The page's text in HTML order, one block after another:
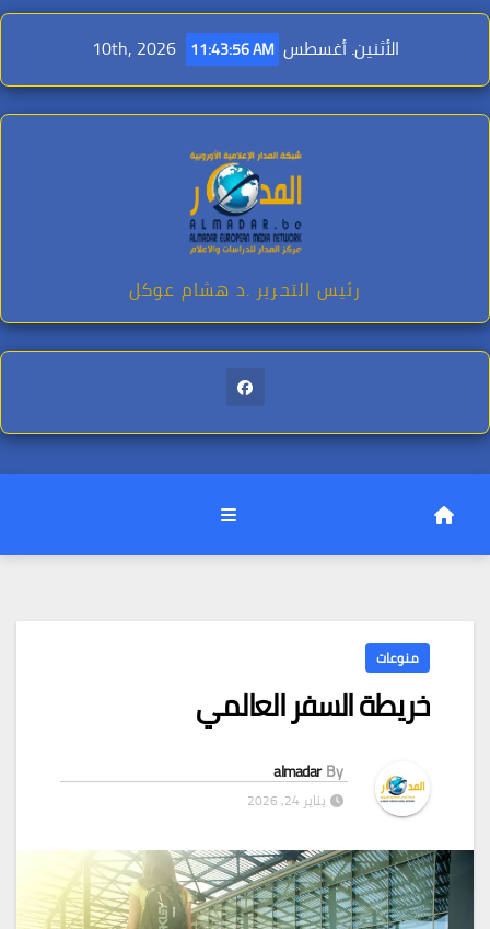
Skip
content
الأثنين. أغسطس 10th, 2026 11:43:58 AM
رئيس التحرير .د هشام عوكل
منوعات
خريطة السفر العالمي
By
almadar
يناير 24, 2026